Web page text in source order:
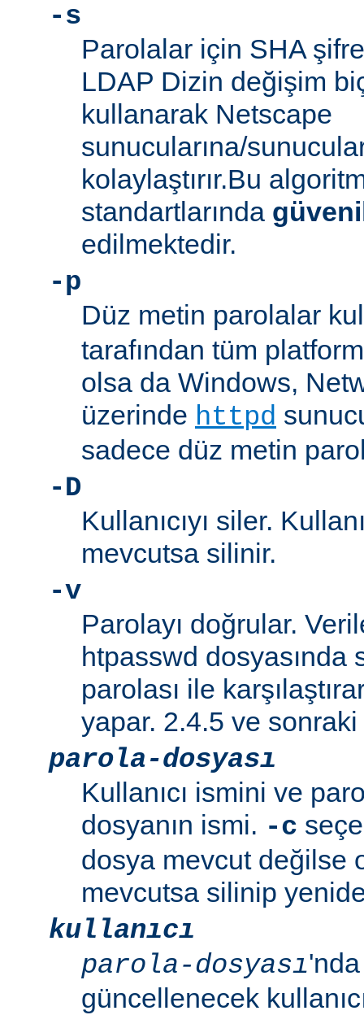
-s
Parolalar için SHA
LDAP Dizin değişim
kullanarak Netscape
sunucularına/
kolaylaştırır.Bu
standartlarında
edilmektedir.
-p
Düz metin parolalar
tarafından tüm
olsa da Windows,
üzerinde httpd
sadece düz metin
-D
Kullanıcıyı siler.
mevcutsa silinir.
-v
Parolayı doğrular.
htpasswd dosyasında
parolası ile
yapar. 2.4.5 ve
parola-dosyası
Kullanıcı ismini ve
dosyanın ismi. -c
dosya mevcut değilse
mevcutsa silinip
kullanıcı
parola-dosyası
güncellenecek